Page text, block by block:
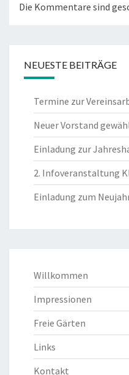
Die Kommentare sind
NEUESTE BEITRÄGE
Termine zur
Neuer Vorstand
Einladung zur
2. Infoveranstaltung
Einladung zum
Willkommen
Impressionen
Freie Gärten
Links
Kontakt